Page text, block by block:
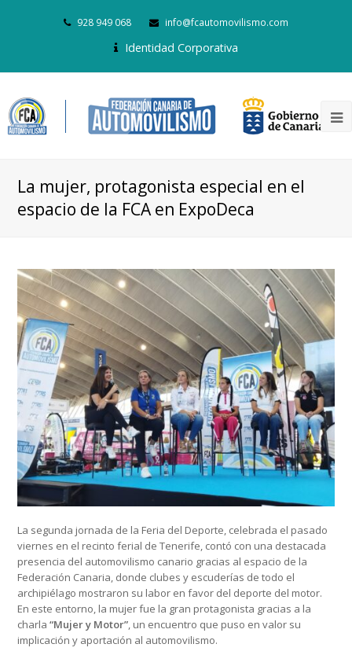
928 949 068 info@fcautomovilismo.com
Identidad Corporativa
La mujer, protagonista especial en el
espacio de la FCA en ExpoDeca
La segunda jornada de la Feria del Deporte, celebrada el pasado
viernes en el recinto ferial de Tenerife, contó con una destacada
presencia del automovilismo canario gracias al espacio de la
Federación Canaria, donde clubes y escuderías de todo el
archipiélago mostraron su labor en favor del deporte del motor.
En este entorno, la mujer fue la gran protagonista gracias a la
charla“Mujer y Motor”, un encuentro que puso en valor su
implicación y aportación al automovilismo.